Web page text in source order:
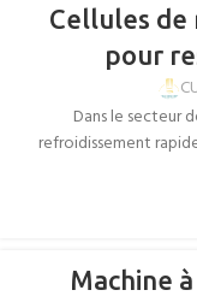
Cellules
pour
Dans le secteur
refroidissement
Machine